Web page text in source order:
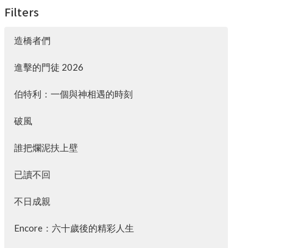
Filters
造橋者們
進擊的門徒 2026
伯特利：一個與神相遇的時刻
破風
誰把爛泥扶上壁
已讀不回
不日成親
Encore：六十歲後的精彩人生